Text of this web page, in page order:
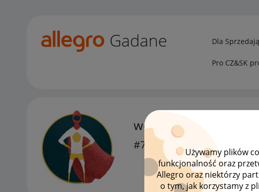
Używamy plików
funkcjonalność oraz
Allegro oraz niektórzy
o tym, jak korzystamy z
Gadane Dla
Pro CZ&SK
werowero1985
#7 Wielbiciel